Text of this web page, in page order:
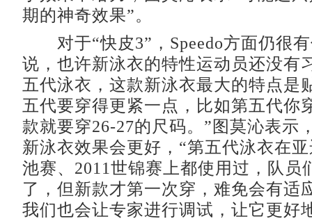
期的神奇效果”。
对于“快皮3”，Speedo方面仍很有
说，也许新泳衣的特性运动员还没有
五代泳衣，这款新泳衣最大的特点是
五代要穿得更紧一点，比如第五代你
款就要穿26-27的尺码。”图莫沁表示
新泳衣效果会更好，“第五代泳衣在
池赛、2011世锦赛上都使用过，队员
了，但新款才第一次穿，难免会有适
我们也会让专家进行调试，让它更好